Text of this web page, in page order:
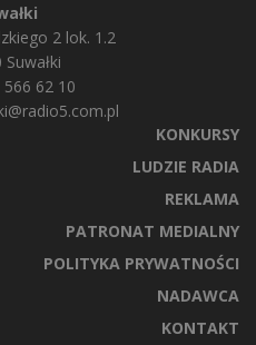
2 lok. 1.2
62 10
KONKURSY
LUDZIE RADIA
REKLAMA
PATRONAT MEDIALNY
POLITYKA PRYWATNOŚCI
NADAWCA
KONTAKT